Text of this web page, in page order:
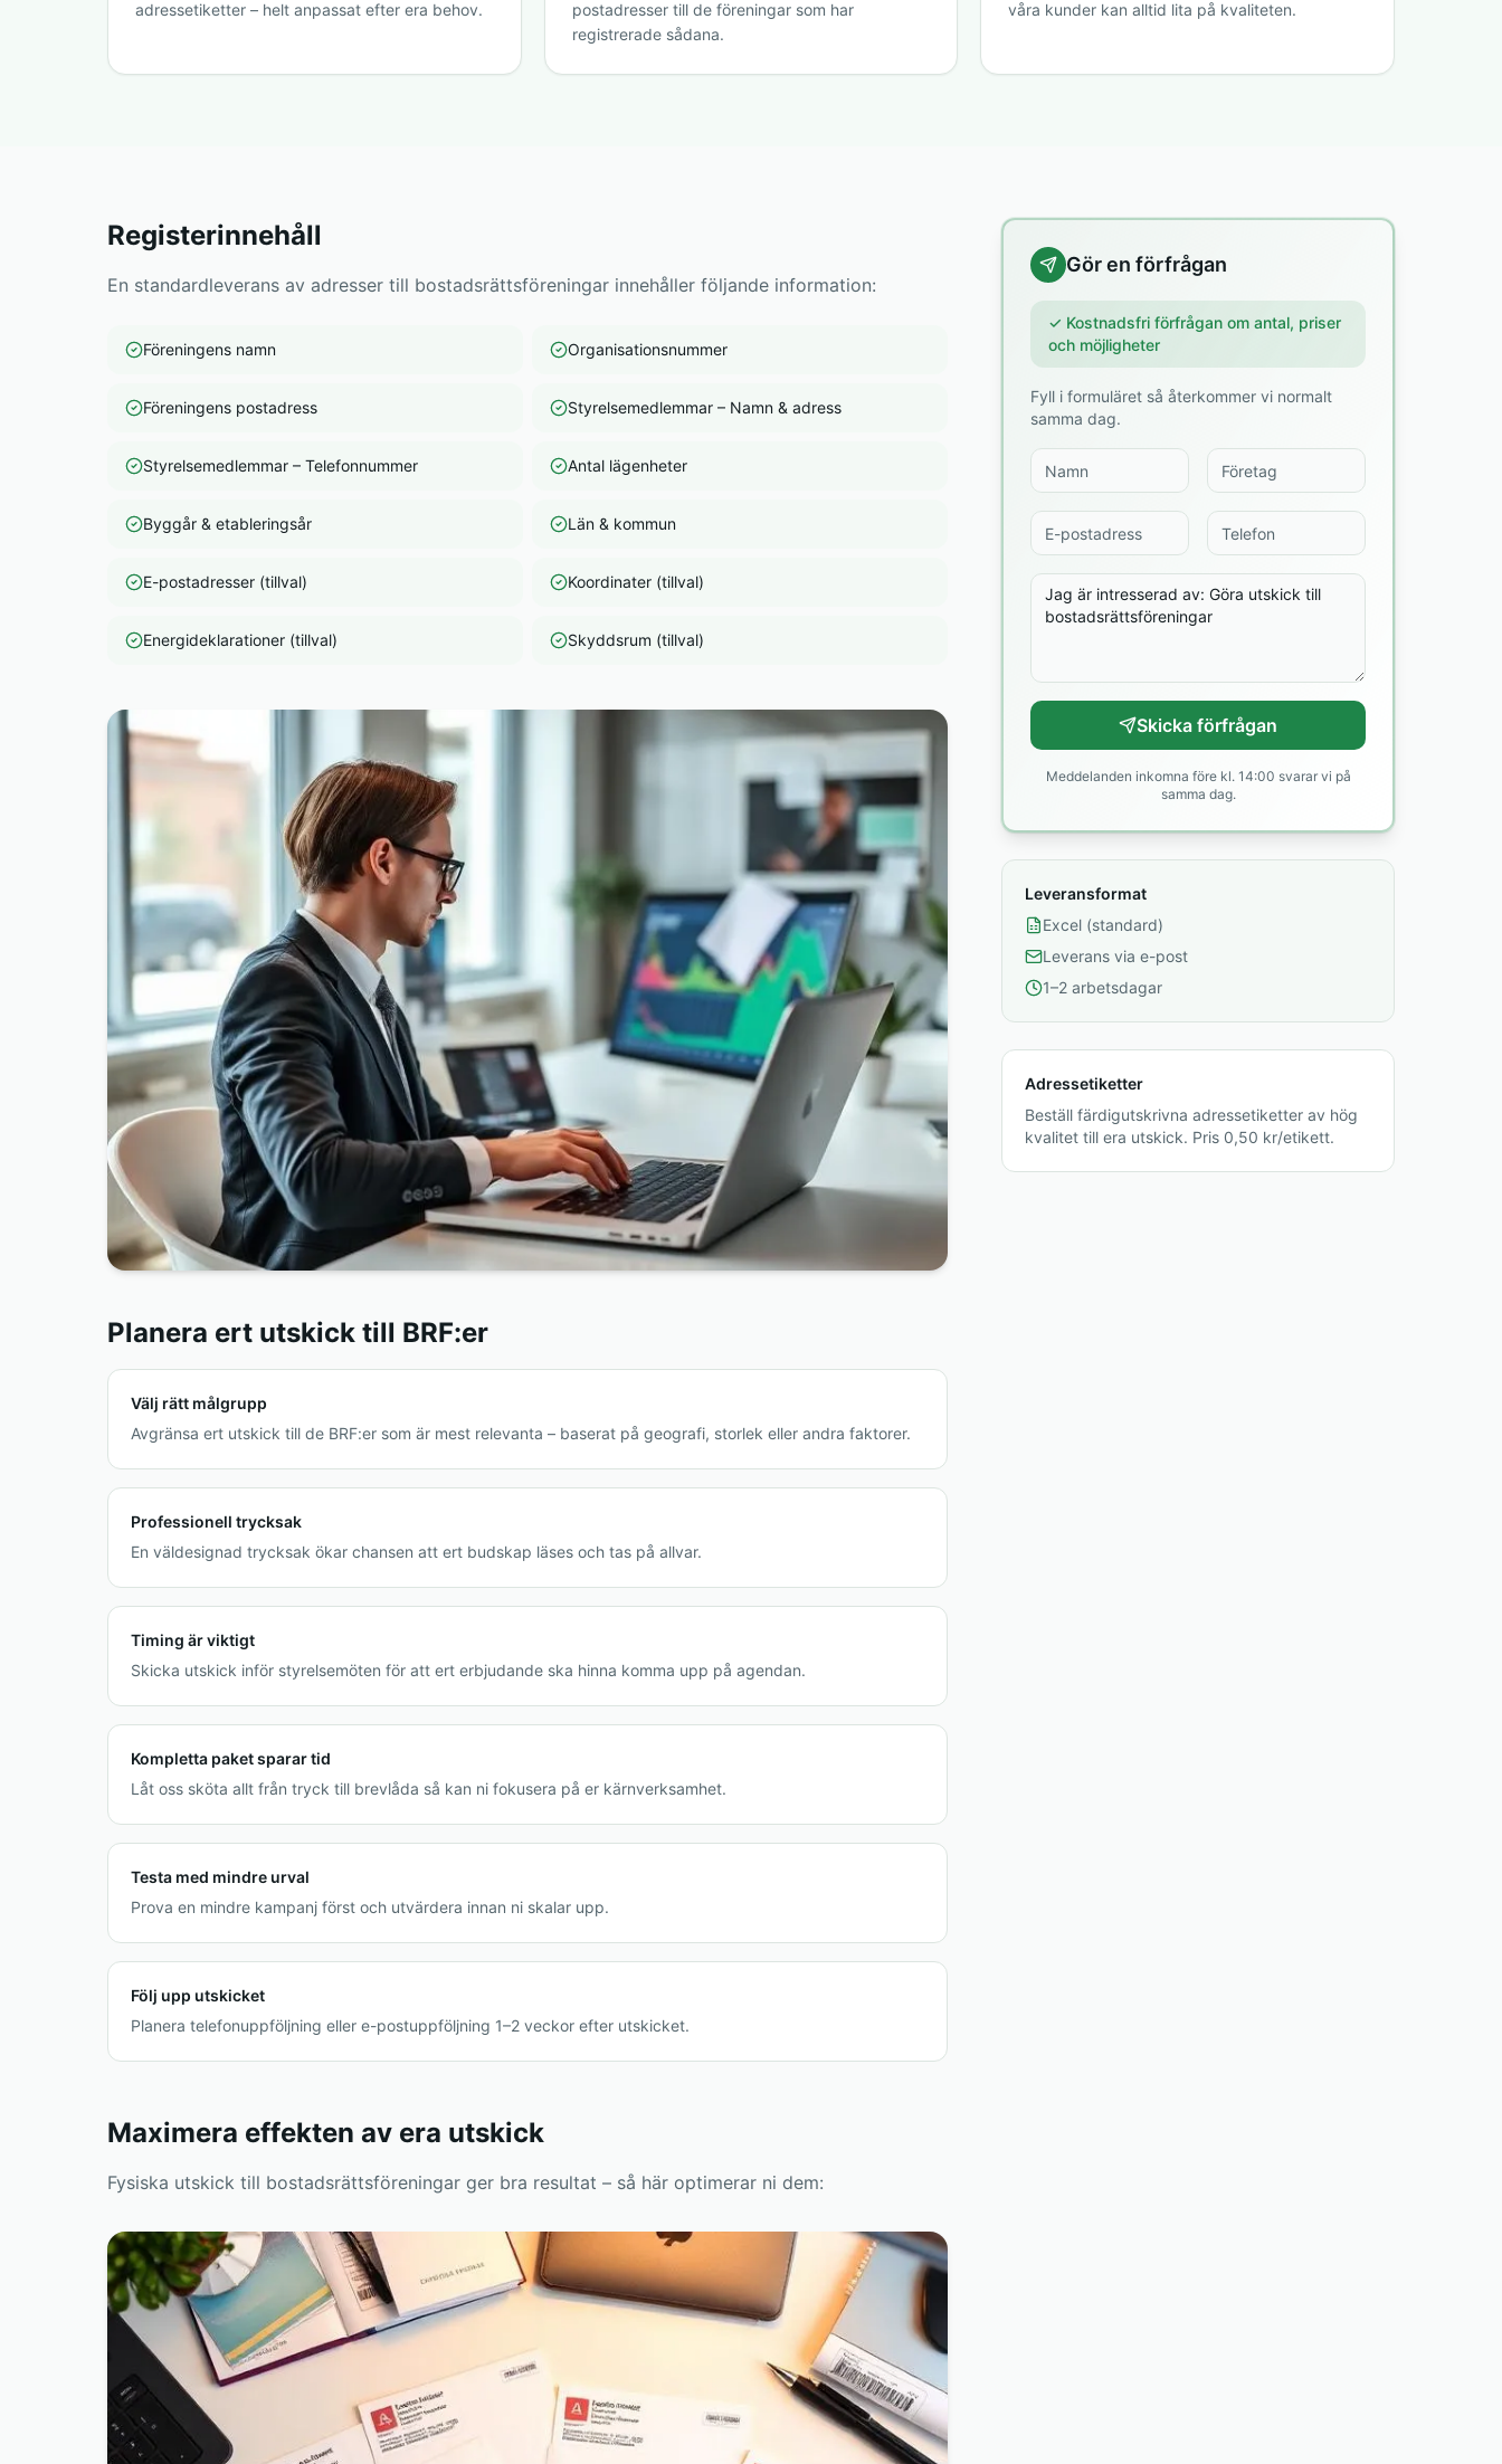
adressetiketter – helt anpassat efter era behov.
postadresser till de föreningar som har
registrerade sådana.
våra kunder kan alltid lita på kvaliteten.
Registerinnehåll
En standardleverans av adresser till bostadsrättsföreningar innehåller följande information:
Föreningens namn Organisationsnummer
Föreningens postadress Styrelsemedlemmar – Namn & adress
Styrelsemedlemmar – Telefonnummer Antal lägenheter
Byggår & etableringsår Län & kommun
E-postadresser (tillval) Koordinater (tillval)
Energideklarationer (tillval) Skyddsrum (tillval)
Planera ert utskick till BRF:er
Välj rätt målgrupp
Avgränsa ert utskick till de BRF:er som är mest relevanta – baserat på geografi, storlek eller andra faktorer.
Professionell trycksak
En väldesignad trycksak ökar chansen att ert budskap läses och tas på allvar.
Timing är viktigt
Skicka utskick inför styrelsemöten för att ert erbjudande ska hinna komma upp på agendan.
Kompletta paket sparar tid
Låt oss sköta allt från tryck till brevlåda så kan ni fokusera på er kärnverksamhet.
Testa med mindre urval
Prova en mindre kampanj först och utvärdera innan ni skalar upp.
Följ upp utskicket
Planera telefonuppföljning eller e-postuppföljning 1–2 veckor efter utskicket.
Maximera effekten av era utskick
Fysiska utskick till bostadsrättsföreningar ger bra resultat – så här optimerar ni dem:
Gör en förfrågan
✓ Kostnadsfri förfrågan om antal, priser
och möjligheter
Fyll i formuläret så återkommer vi normalt
samma dag.
Skicka förfrågan
Meddelanden inkomna före kl. 14:00 svarar vi på
samma dag.
Leveransformat
Excel (standard)
Leverans via e-post
1–2 arbetsdagar
Adressetiketter
Beställ färdigutskrivna adressetiketter av hög
kvalitet till era utskick. Pris 0,50 kr/etikett.